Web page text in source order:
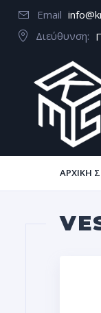
Email
Διεύθυνση:
ΑΡΧΙΚΉ